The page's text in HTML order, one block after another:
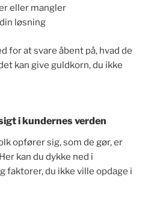
eller mangler
løsning
for at svare åbent på, hvad de
kan give guldkorn, du ikke
i kundernes verden
opfører sig, som de gør, er
kan du dykke ned i
faktorer, du ikke ville opdage i